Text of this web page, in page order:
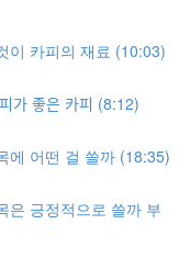
이 카피의 재료 (10:03)
좋은 카피 (8:12)
에 어떤 걸 쓸까 (18:35)
은 긍정적으로 쓸까 부